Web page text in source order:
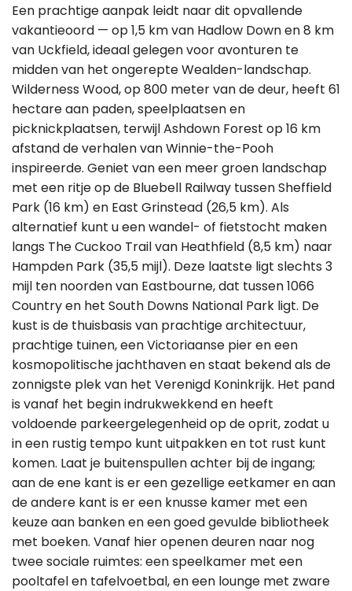
Een prachtige aanpak leidt naar dit opvallende
vakantieoord — op 1,5 km van Hadlow Down en 8 km
van Uckfield, ideaal gelegen voor avonturen te
midden van het ongerepte Wealden-landschap.
Wilderness Wood, op 800 meter van de deur, heeft 61
hectare aan paden, speelplaatsen en
picknickplaatsen, terwijl Ashdown Forest op 16 km
afstand de verhalen van Winnie-the-Pooh
inspireerde. Geniet van een meer groen landschap
met een ritje op de Bluebell Railway tussen Sheffield
Park (16 km) en East Grinstead (26,5 km). Als
alternatief kunt u een wandel- of fietstocht maken
langs The Cuckoo Trail van Heathfield (8,5 km) naar
Hampden Park (35,5 mijl). Deze laatste ligt slechts 3
mijl ten noorden van Eastbourne, dat tussen 1066
Country en het South Downs National Park ligt. De
kust is de thuisbasis van prachtige architectuur,
prachtige tuinen, een Victoriaanse pier en een
kosmopolitische jachthaven en staat bekend als de
zonnigste plek van het Verenigd Koninkrijk. Het pand
is vanaf het begin indrukwekkend en heeft
voldoende parkeergelegenheid op de oprit, zodat u
in een rustig tempo kunt uitpakken en tot rust kunt
komen. Laat je buitenspullen achter bij de ingang;
aan de ene kant is er een gezellige eetkamer en aan
de andere kant is er een knusse kamer met een
keuze aan banken en een goed gevulde bibliotheek
met boeken. Vanaf hier openen deuren naar nog
twee sociale ruimtes: een speelkamer met een
pooltafel en tafelvoetbal, en een lounge met zware